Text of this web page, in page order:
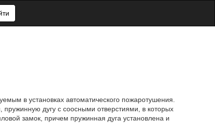
в установках автоматического пожаротушения.
дугу с соосными отверстиями, в которых
замок, причем пружинная дуга установлена и